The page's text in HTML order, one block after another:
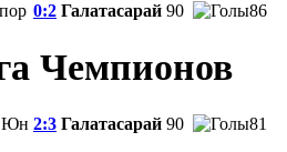
0:2 Галатасарай 90 86
Чемпионов
Юн 2:3 Галатасарай 90 81